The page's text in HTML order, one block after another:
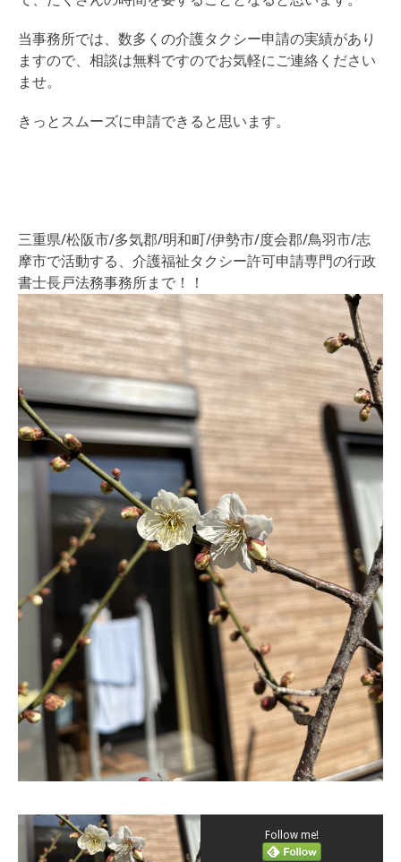
当事務所では、数多くの介護タクシー申請の実績があり
ますので、相談は無料ですのでお気軽にご連絡ください
ませ。
きっとスムーズに申請できると思います。
三重県/松阪市/多気郡/明和町/伊勢市/度会郡/鳥羽市/志
摩市で活動する、介護福祉タクシー許可申請専門の行政
書士長戸法務事務所まで！！
Follow me!